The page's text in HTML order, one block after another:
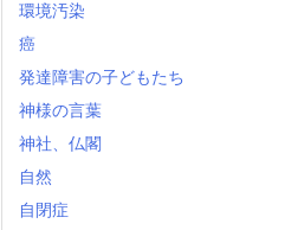
環境汚染
癌
発達障害の子どもたち
神様の言葉
神社、仏閣
自然
自閉症